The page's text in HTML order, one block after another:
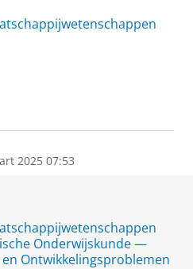
2025 07:53
Onderwijskunde —
Ontwikkelingsproblemen